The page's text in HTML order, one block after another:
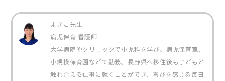
まきこ先生
病児保育 看護師
大学病院やクリニックで小児科を学び、病児保育室、
小規模保育園などで勤務。長野県へ移住後も子どもと
触れ合える仕事に就くことができ、喜びを感じる毎日